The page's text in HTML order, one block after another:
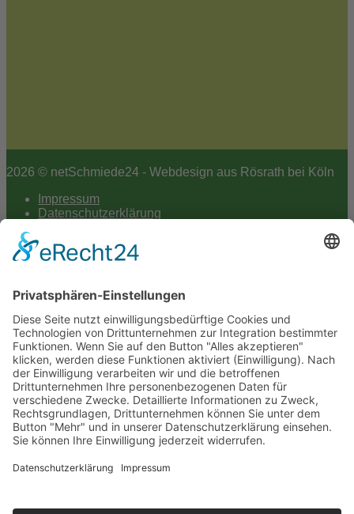
2026 © netSchmiede24 - Webdesign aus Rösrath bei Köln
Impressum
Datenschutzerklärung
Cookie-Einstellungen
to
top